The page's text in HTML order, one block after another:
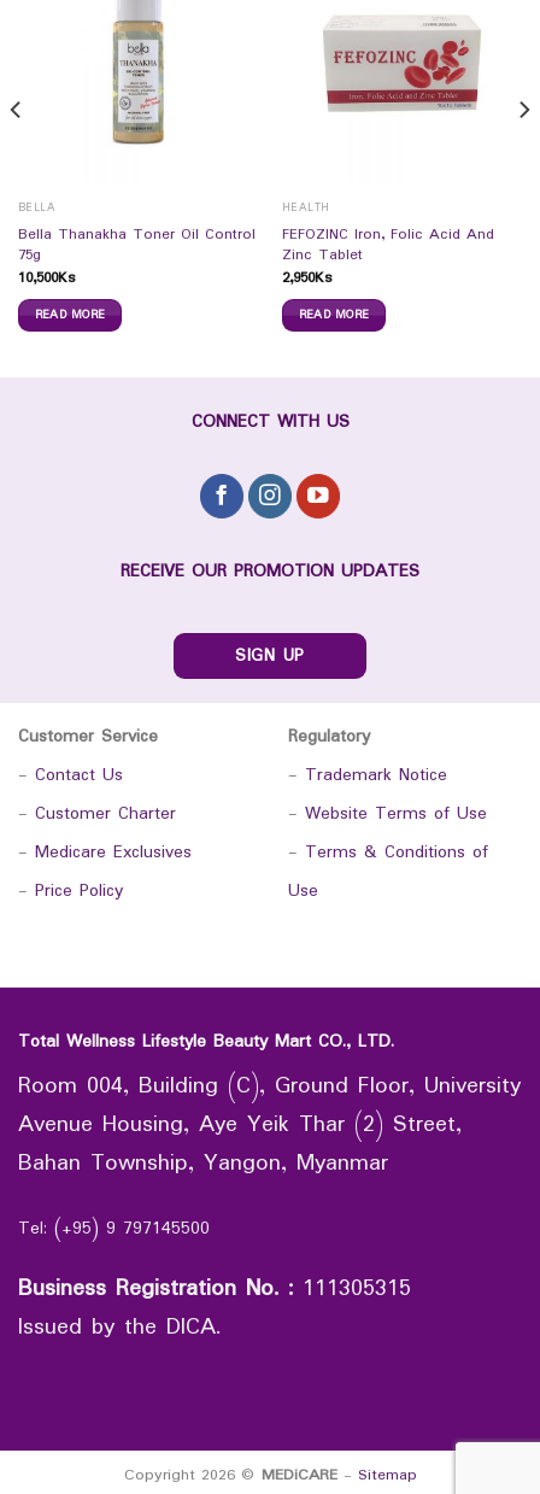
BELLA
Bella Thanakha Toner Oil Control
75g
10,500Ks
READ MORE
HEALTH
FEFOZINC Iron, Folic Acid And
Zinc Tablet
2,950Ks
READ MORE
CONNECT WITH US
RECEIVE OUR PROMOTION UPDATES
SIGN UP
Customer Service
- Contact Us
- Customer Charter
- Medicare Exclusives
- Price Policy
Regulatory
- Trademark Notice
- Website Terms of Use
- Terms & Conditions of
Use
Total Wellness Lifestyle Beauty Mart CO., LTD.
Room 004, Building (C), Ground Floor, University
Avenue Housing, Aye Yeik Thar (2) Street,
Bahan Township, Yangon, Myanmar
Tel: (+95) 9 797145500
Business Registration No. : 111305315
Issued by the DICA.
Copyright 2026 © MEDiCARE- Sitemap